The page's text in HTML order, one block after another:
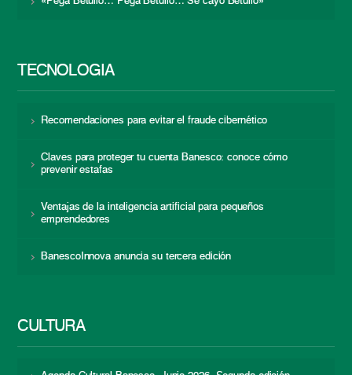
TECNOLOGÍA
Recomendaciones para evitar el fraude cibernético
Claves para proteger tu cuenta Banesco: conoce cómo
prevenir estafas
Ventajas de la inteligencia artificial para pequeños
emprendedores
BanescoInnova anuncia su tercera edición
CULTURA